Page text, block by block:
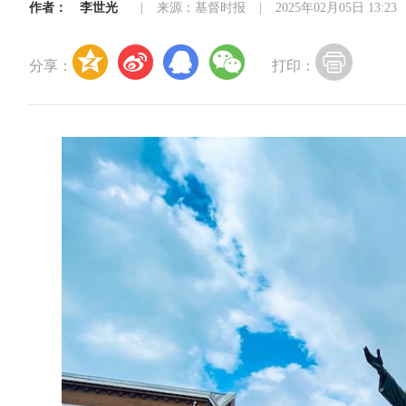
作者： 李世光 来源：基督时报 2025年02月05日 13:23
分享： 打印：